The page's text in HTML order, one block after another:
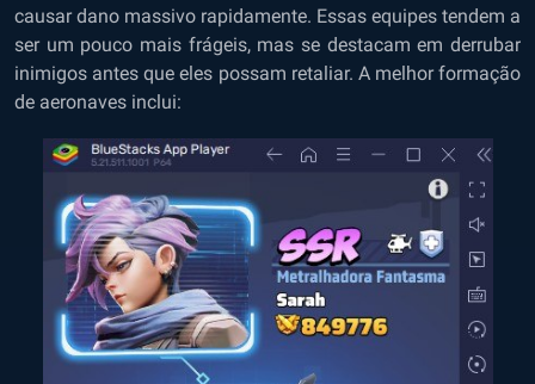
causar dano massivo rapidamente. Essas equipes tendem a
ser um pouco mais frágeis, mas se destacam em derrubar
inimigos antes que eles possam retaliar. A melhor formação
de aeronaves inclui: